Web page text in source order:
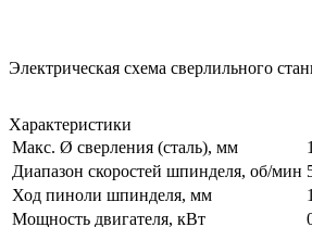
Электрическая схема сверлильного
Характеристики
Макс. Ø сверления (сталь), мм
Диапазон скоростей шпинделя, об/мин
Ход пиноли шпинделя, мм
Мощность двигателя, кВт